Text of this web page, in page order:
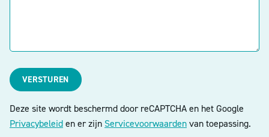
VERSTUREN
Deze site wordt beschermd door reCAPTCHA en het Google
Privacybeleiden er zijn Servicevoorwaardenvan toepassing.